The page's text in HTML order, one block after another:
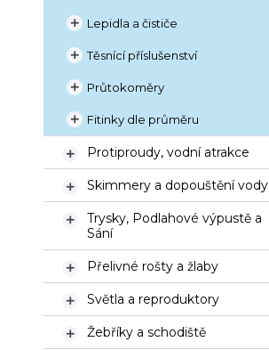
Lepidla a čističe

Těsnící příslušenství

Průtokoměry

Fitinky dle průměru

Protiproudy, vodní atrakce

Skimmery a dopouštění vody

Trysky, Podlahové výpustě a
Sání

Přelivné rošty a žlaby

Světla a reproduktory

Žebříky a schodiště
